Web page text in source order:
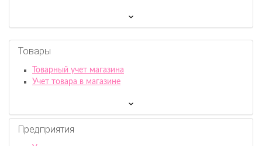
Товары
Товарный учет магазина
Учет товара в магазине
Предприятия